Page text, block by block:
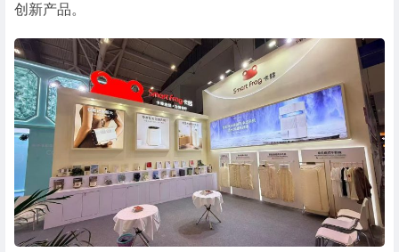
创新产品。